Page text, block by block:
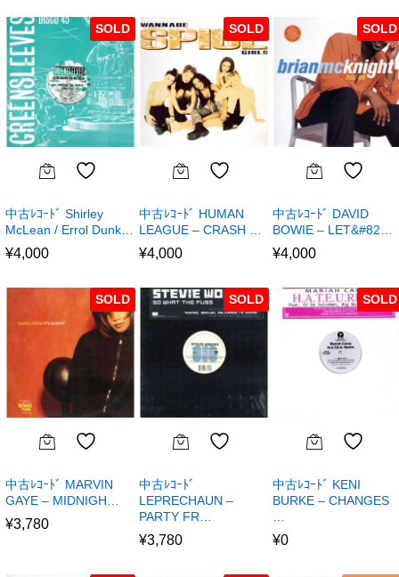
SOLD
中古ﾚｺｰﾄﾞ Shirley
McLean / Errol Dunk…
¥4,000
SOLD
中古ﾚｺｰﾄﾞ HUMAN
LEAGUE – CRASH …
¥4,000
SOLD
中古ﾚｺｰﾄﾞ DAVID
BOWIE – LET&#82…
¥4,000
SOLD
中古ﾚｺｰﾄﾞ MARVIN
GAYE – MIDNIGH…
¥3,780
SOLD
中古ﾚｺｰﾄﾞ
LEPRECHAUN –
PARTY FR…
¥3,780
SOLD
中古ﾚｺｰﾄﾞ KENI
BURKE – CHANGES
¥0